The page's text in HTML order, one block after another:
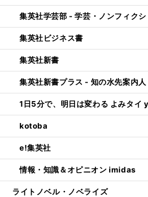
集英社学芸部 - 学芸・ノンフィクシ
集英社ビジネス書
集英社新書
集英社新書プラス - 知の水先案内人
1日5分で、明日は変わる よみタイ
kotoba
e!集英社
情報・知識＆オピニオン imidas
ライトノベル・ノベライズ